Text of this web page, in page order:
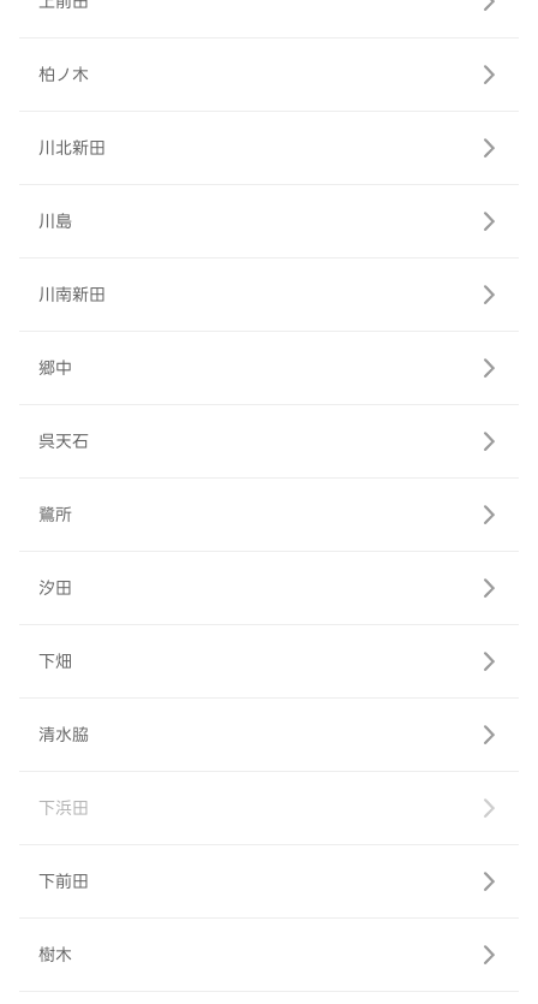
柏ノ木
川北新田
川島
川南新田
郷中
呉天石
鷺所
汐田
下畑
清水脇
下浜田
下前田
樹木